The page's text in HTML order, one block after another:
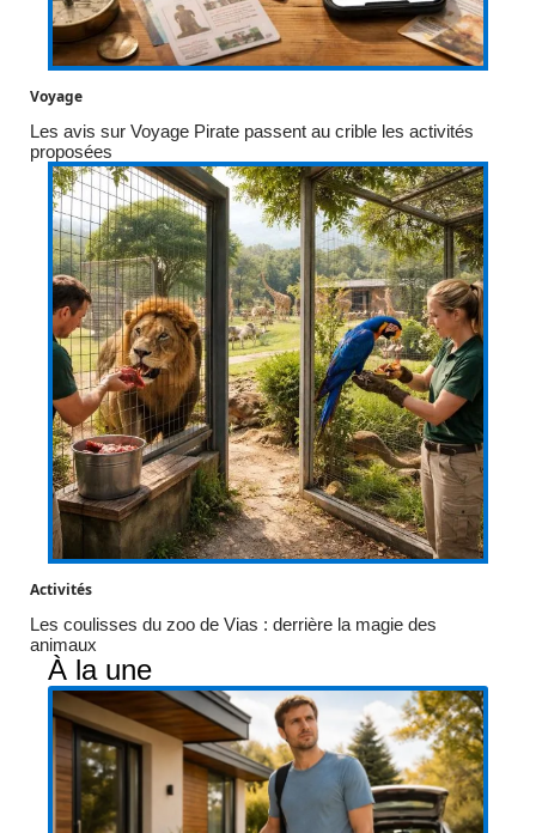
Voyage
Les avis sur Voyage Pirate passent au crible les activités
proposées
Activités
Les coulisses du zoo de Vias : derrière la magie des
animaux
À la une